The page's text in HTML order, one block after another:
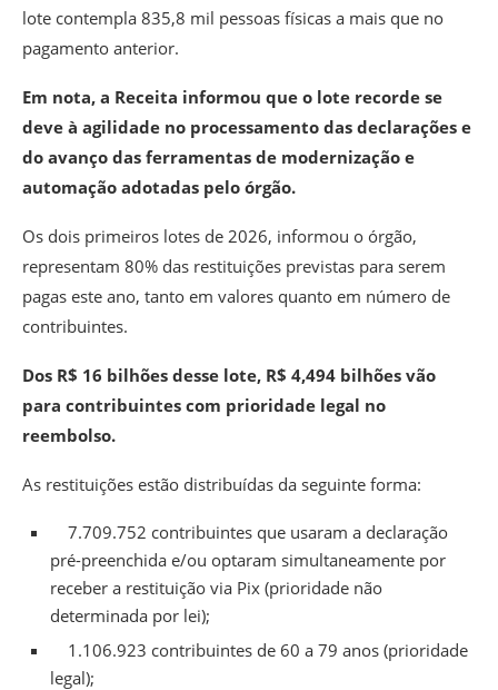
lote contempla 835,8 mil pessoas físicas a mais que no
pagamento anterior.
Em nota, a Receita informou que o lote recorde se
deve à agilidade no processamento das declarações e
do avanço das ferramentas de modernização e
automação adotadas pelo órgão.
Os dois primeiros lotes de 2026, informou o órgão,
representam 80% das restituições previstas para serem
pagas este ano, tanto em valores quanto em número de
contribuintes.
Dos R$ 16 bilhões desse lote, R$ 4,494 bilhões vão
para contribuintes com prioridade legal no
reembolso.
As restituições estão distribuídas da seguinte forma:
7.709.752 contribuintes que usaram a declaração
pré-preenchida e/ou optaram simultaneamente por
receber a restituição via Pix (prioridade não
determinada por lei);
1.106.923 contribuintes de 60 a 79 anos (prioridade
legal);